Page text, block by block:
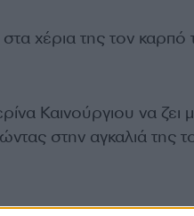
χέρια της τον καρπό
Καινούργιου να ζει
στην αγκαλιά της